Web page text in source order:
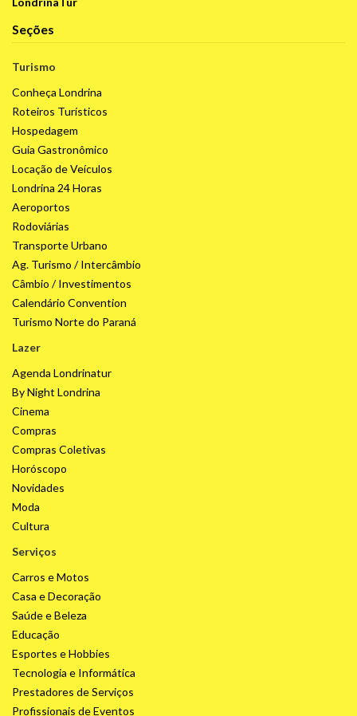
Seções
Turismo
Conheça Londrina
Roteiros Turísticos
Hospedagem
Guia Gastronômico
Locação de Veículos
Londrina 24 Horas
Aeroportos
Rodoviárias
Transporte Urbano
Ag. Turismo / Intercâmbio
Câmbio / Investimentos
Calendário Convention
Turismo Norte do Paraná
Lazer
Agenda Londrinatur
By Night Londrina
Cinema
Compras
Compras Coletivas
Horóscopo
Novidades
Moda
Cultura
Serviços
Carros e Motos
Casa e Decoração
Saúde e Beleza
Educação
Esportes e Hobbies
Tecnologia e Informática
Prestadores de Serviços
Profissionais de Eventos